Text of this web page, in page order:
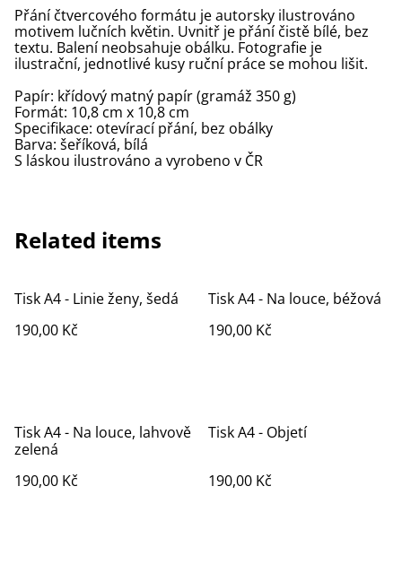
Přání čtvercového formátu je autorsky ilustrováno
motivem lučních květin. Uvnitř je přání čistě bílé, bez
textu. Balení neobsahuje obálku. Fotografie je
ilustrační, jednotlivé kusy ruční práce se mohou lišit.
Papír: křídový matný papír (gramáž 350 g)
Formát: 10,8 cm x 10,8 cm
Specifikace: otevírací přání, bez obálky
Barva: šeříková, bílá
S láskou ilustrováno a vyrobeno v ČR
Related items
Tisk A4 - Linie ženy, šedá
190,00 Kč
Tisk A4 - Na louce, béžová
190,00 Kč
Tisk A4 - Na louce, lahvově
zelená
190,00 Kč
Tisk A4 - Objetí
190,00 Kč